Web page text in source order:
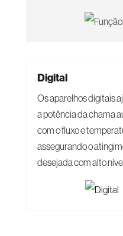
Digital
Os aparelhos digitais
a potência da chama
com o fluxo e
assegurando o
desejada com alto